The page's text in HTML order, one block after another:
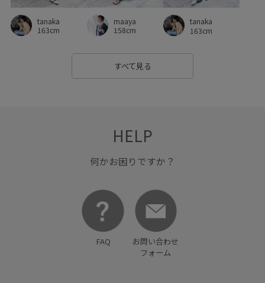
涼しげ 着心地が良い 美easy 美easy_linen_ALL
美easyリネンライク 美シルエット 華やか
財布 軽い着心地 透け感
限定カラー 高級感
tanaka
163cm
maaya
158cm
tanaka
163cm
すべて見る
HELP
何かお困りですか？
FAQ
お問い合わせ
フォーム